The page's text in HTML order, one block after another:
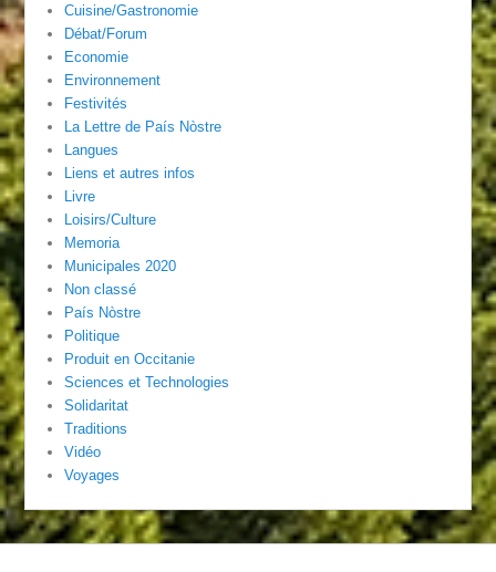
Cuisine/Gastronomie
Débat/Forum
Economie
Environnement
Festivités
La Lettre de País Nòstre
Langues
Liens et autres infos
Livre
Loisirs/Culture
Memoria
Municipales 2020
Non classé
País Nòstre
Politique
Produit en Occitanie
Sciences et Technologies
Solidaritat
Traditions
Vidéo
Voyages